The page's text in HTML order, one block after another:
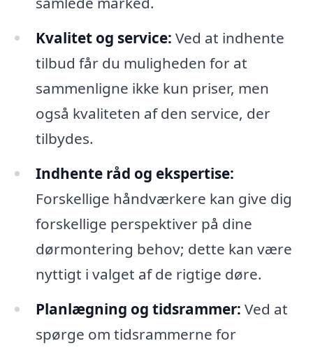
Kvalitet og service: Ved at indhente
tilbud får du muligheden for at
sammenligne ikke kun priser, men
også kvaliteten af den service, der
tilbydes.
Indhente råd og ekspertise:
Forskellige håndværkere kan give dig
forskellige perspektiver på dine
dørmontering behov; dette kan være
nyttigt i valget af de rigtige døre.
Planlægning og tidsrammer: Ved at
spørge om tidsrammerne for